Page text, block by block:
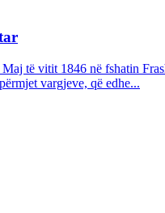
të vitit 1846 në fshatin
vargjeve, që edhe...